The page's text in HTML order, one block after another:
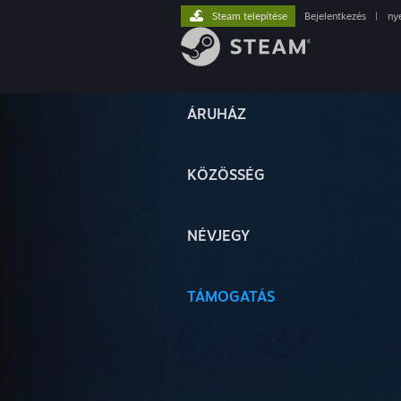
ÁRUHÁZ
KÖZÖSSÉG
NÉVJEGY
TÁMOGATÁS
Steam telepítése Bejelentkezés